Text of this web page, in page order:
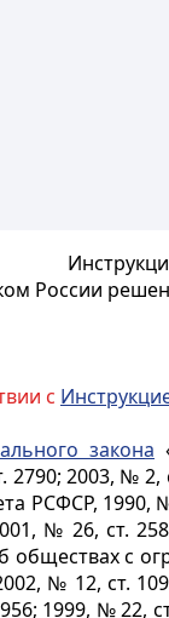
России
с
закона
2003, № 2,
РСФСР, 1990,
№ 26, ст.
обществах с
№ 12, ст.
1999, № 22,